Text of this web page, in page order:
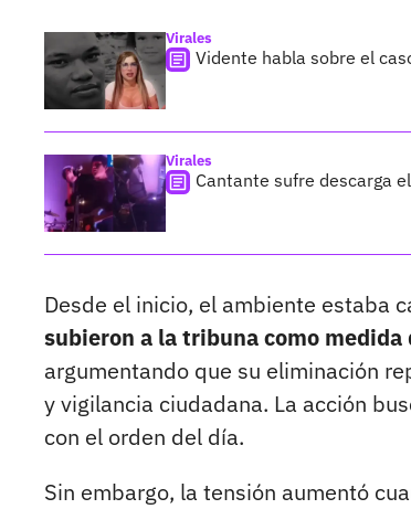
Virales
Vidente habla sobre el
Virales
Cantante sufre descarga
Desde el inicio, el ambiente estaba
subieron a la tribuna como
argumentando que su eliminación
y vigilancia ciudadana. La acción
con el orden del día.
Sin embargo, la tensión aumentó